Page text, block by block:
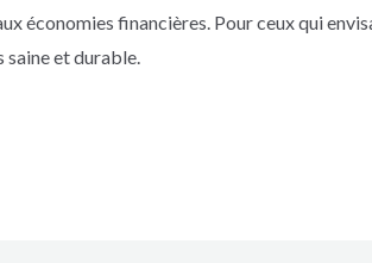
économies financières. Pour ceux qui
et durable.